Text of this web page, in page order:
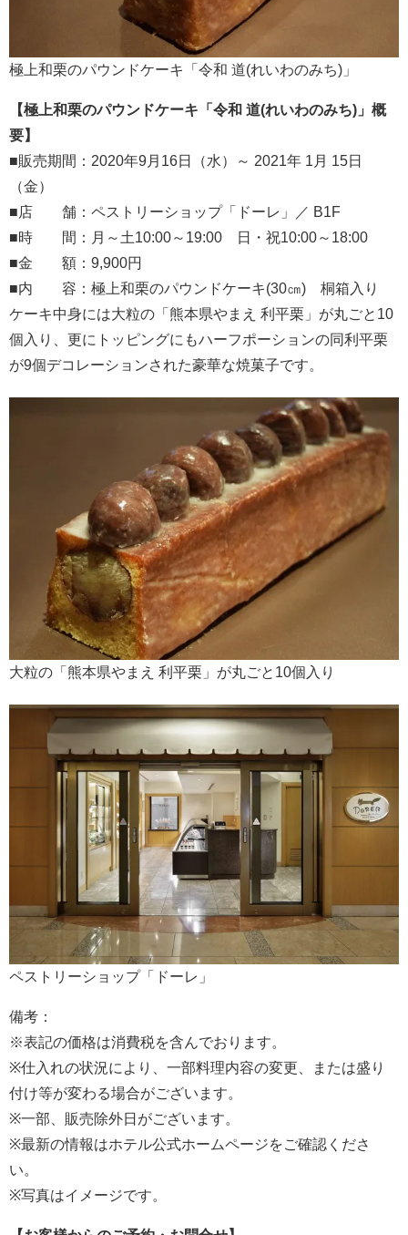
極上和栗のパウンドケーキ「令和 道(れいわのみち)」
【極上和栗のパウンドケーキ「令和 道(れいわのみち)」概
要】
■販売期間：2020年9月16日（水）～ 2021年 1月 15日
（金）
■店 舗：ペストリーショップ「ドーレ」／ B1F
■時 間：月～土10:00～19:00 日・祝10:00～18:00
■金 額：9,900円
■内 容：極上和栗のパウンドケーキ(30㎝) 桐箱入り
ケーキ中身には大粒の「熊本県やまえ 利平栗」が丸ごと10
個入り、更にトッピングにもハーフポーションの同利平栗
が9個デコレーションされた豪華な焼菓子です。
大粒の「熊本県やまえ 利平栗」が丸ごと10個入り
ペストリーショップ「ドーレ」
備考：
※表記の価格は消費税を含んでおります。
※仕入れの状況により、一部料理内容の変更、または盛り
付け等が変わる場合がございます。
※一部、販売除外日がございます。
※最新の情報はホテル公式ホームページをご確認くださ
い。
※写真はイメージです。